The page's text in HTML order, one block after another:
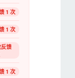
1 次
1 次
馈
1 次